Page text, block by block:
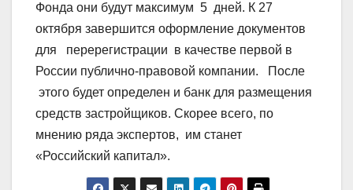
Фонда они будут максимум 5 дней. К 27
октября завершится оформление документов
для перерегистрации в качестве первой в
России публично-правовой компании. После
этого будет определен и банк для размещения
средств застройщиков. Скорее всего, по
мнению ряда экспертов, им станет
«Российский капитал».